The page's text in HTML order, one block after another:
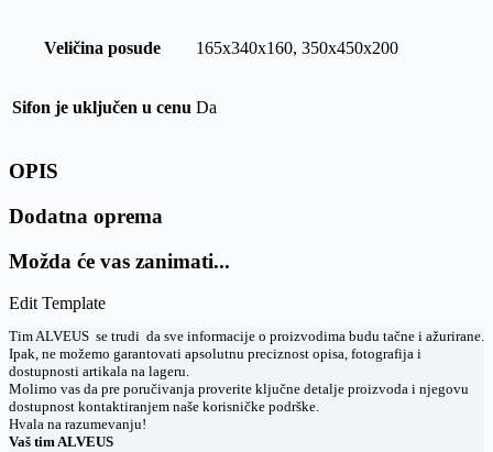
Veličina posude 165x340x160, 350x450x200
Sifon je uključen u cenu Da
OPIS
Dodatna oprema
Možda će vas zanimati...
Edit Template
Tim ALVEUS se trudi da sve informacije o proizvodima budu tačne i ažurirane.
Ipak, ne možemo garantovati apsolutnu preciznost opisa, fotografija i
dostupnosti artikala na lageru.
Molimo vas da pre poručivanja proverite ključne detalje proizvoda i njegovu
dostupnost kontaktiranjem naše korisničke podrške.
Hvala na razumevanju!
Vaš tim ALVEUS